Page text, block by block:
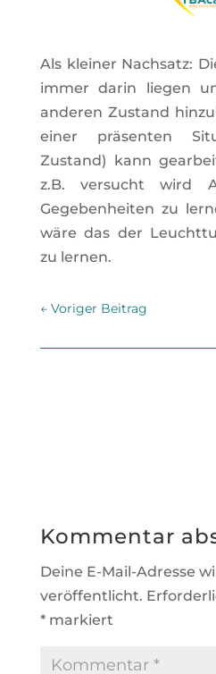
Als kleiner Nachsatz:
immer darin liegen
anderen Zustand
einer präsenten
Zustand) kann
z.B. versucht wird
Gegebenheiten zu
wäre das der
zu lernen.
← Voriger Beitrag
Kommentar
Deine E-Mail-Adresse
veröffentlicht.
*markiert